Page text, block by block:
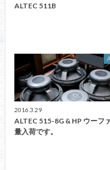
ALTEC 511B
2016.3.29
ALTEC 515-8G & HP ウーフ
量入荷です。